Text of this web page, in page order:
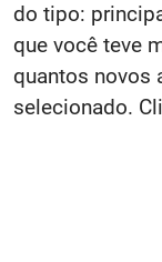
do tipo:
que você teve
quantos novos
selecionado.